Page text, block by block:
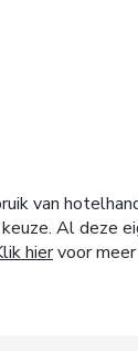
van
Al deze
hiervoor